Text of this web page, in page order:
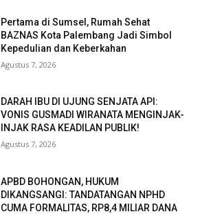
Pertama di Sumsel, Rumah Sehat
BAZNAS Kota Palembang Jadi Simbol
Kepedulian dan Keberkahan
Agustus 7, 2026
DARAH IBU DI UJUNG SENJATA API:
VONIS GUSMADI WIRANATA MENGINJAK-
INJAK RASA KEADILAN PUBLIK!
Agustus 7, 2026
APBD BOHONGAN, HUKUM
DIKANGSANGI: TANDATANGAN NPHD
CUMA FORMALITAS, RP8,4 MILIAR DANA